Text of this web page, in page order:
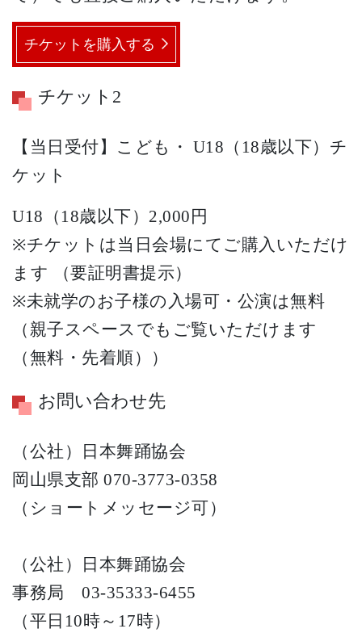
チケットを購入する
チケット2
【当日受付】こども・ U18（18歳以下）チ
ケット
U18（18歳以下）2,000円
※チケットは当日会場にてご購入いただけ
ます （要証明書提示）
※未就学のお子様の入場可・公演は無料
（親子スペースでもご覧いただけます
（無料・先着順））
お問い合わせ先
（公社）日本舞踊協会
岡山県支部 070-3773-0358
（ショートメッセージ可）
（公社）日本舞踊協会
事務局 03-35333-6455
（平日10時～17時）